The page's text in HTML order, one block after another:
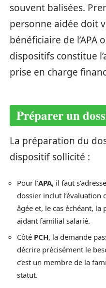
souvent balisées.
personne aidée doit
bénéficiaire de l’APA
dispositifs constitue
prise en charge
Préparer un
La préparation du
dispositif sollicité :
Pour l’APA, il faut
dossier inclut l’évaluation
âgée et, le cas échéant, la
aidant familial salarié.
Côté PCH, la demande
décrire précisément le
c’est un membre de la
statut.